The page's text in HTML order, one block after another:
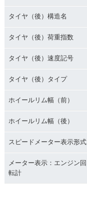
タイヤ（後）構造名
タイヤ（後）荷重指数
タイヤ（後）速度記号
タイヤ（後）タイプ
ホイールリム幅（前）
ホイールリム幅（後）
スピードメーター表示形式
メーター表示：エンジン回
転計